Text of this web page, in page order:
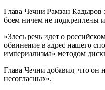
Глава Чечни Рамзан Кадыров
боем ничем не подкреплены
«Здесь речь идет о
обвинение в адрес нашего
империализма» методом
Глава Чечни добавил, что он
несогласных».